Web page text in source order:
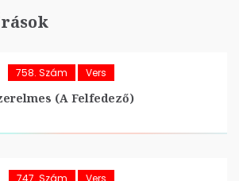
758. Szám Vers
(A Felfedező)
747. Szám Vers